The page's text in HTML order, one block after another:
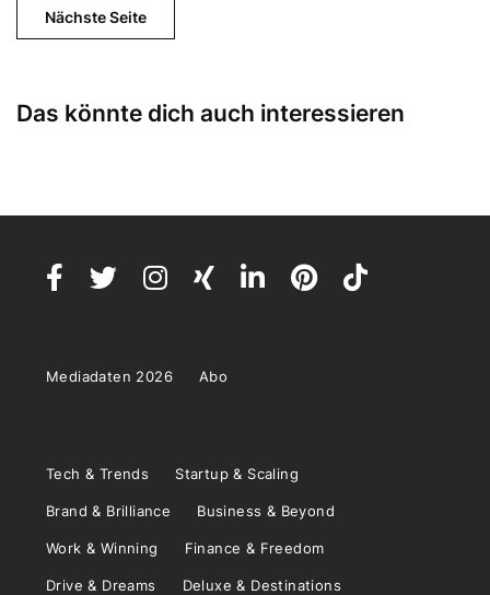
Nächste Seite
Das könnte dich auch interessieren
Mediadaten 2026 Abo
Tech & Trends Startup & Scaling
Brand & Brilliance Business & Beyond
Work & Winning Finance & Freedom
Drive & Dreams Deluxe & Destinations